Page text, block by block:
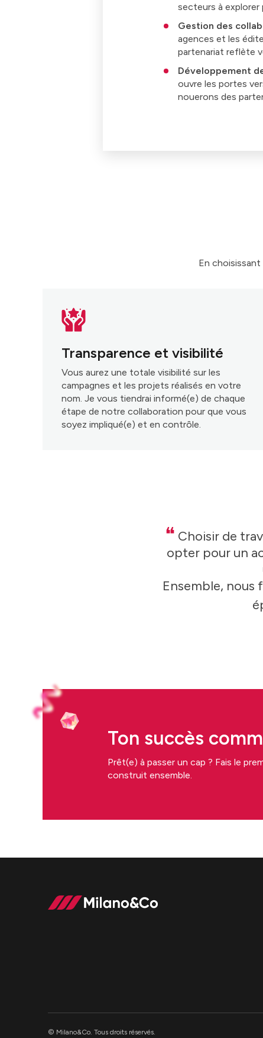
secteurs à explorer
Gestion des
agences et les
partenariat reflète
Développement
ouvre les portes
nouerons des
En
Transparence et visibilité
Vous aurez une totale visibilité sur les
campagnes et les projets réalisés en votre
nom. Je vous tiendrai informé(e) de chaque
étape de notre collaboration pour que vous
soyez impliqué(e) et en contrôle.
❝ Choisir de
opter pour un
Ensemble, nous
Ton succès
Prêt(e) à passer un cap ? Fais le
construit ensemble.
© Milano&Co. Tous droits réservés.